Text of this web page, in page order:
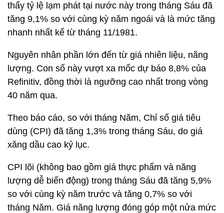
thấy tỷ lệ lạm phát tại nước này trong tháng Sáu đã
tăng 9,1% so với cùng kỳ năm ngoái và là mức tăng
nhanh nhất kể từ tháng 11/1981.
Nguyên nhân phần lớn đến từ giá nhiên liệu, năng
lượng. Con số này vượt xa mốc dự báo 8,8% của
Refinitiv, đồng thời là ngưỡng cao nhất trong vòng
40 năm qua.
Theo báo cáo, so với tháng Năm, Chỉ số giá tiêu
dùng (CPI) đã tăng 1,3% trong tháng Sáu, do giá
xăng dầu cao kỷ lục.
CPI lõi (không bao gồm giá thực phẩm và năng
lượng dễ biến động) trong tháng Sáu đã tăng 5,9%
so với cùng kỳ năm trước và tăng 0,7% so với
tháng Năm. Giá năng lượng đóng góp một nửa mức